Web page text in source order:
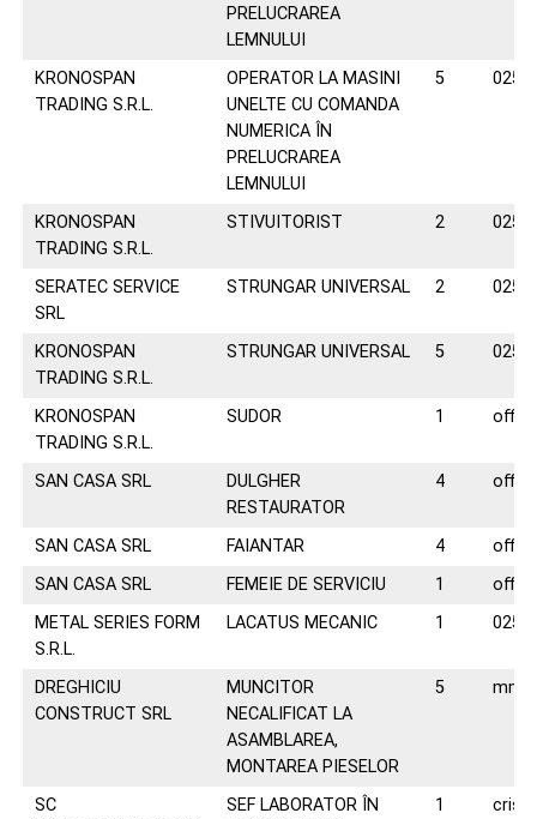
PRELUCRAREA
LEMNULUI
KRONOSPAN
TRADING S.R.L.
OPERATOR LA MASINI
UNELTE CU COMANDA
NUMERICA ÎN
PRELUCRAREA
LEMNULUI
5
KRONOSPAN
TRADING S.R.L.
STIVUITORIST 2
SERATEC SERVICE
SRL
STRUNGAR UNIVERSAL 2
KRONOSPAN
TRADING S.R.L.
STRUNGAR UNIVERSAL 5
KRONOSPAN
TRADING S.R.L.
SUDOR 1
SAN CASA SRL
DULGHER
RESTAURATOR
4
SAN CASA SRL FAIANTAR 4
SAN CASA SRL
FEMEIE DE SERVICIU 1
METAL SERIES FORM
S.R.L.
LACATUS MECANIC 1
DREGHICIU
CONSTRUCT SRL
MUNCITOR
NECALIFICAT LA
ASAMBLAREA,
MONTAREA PIESELOR
5
SC
SEF LABORATOR ÎN
1